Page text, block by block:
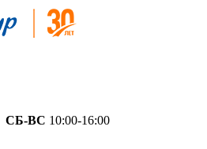
СБ-ВС 10:00-16:00